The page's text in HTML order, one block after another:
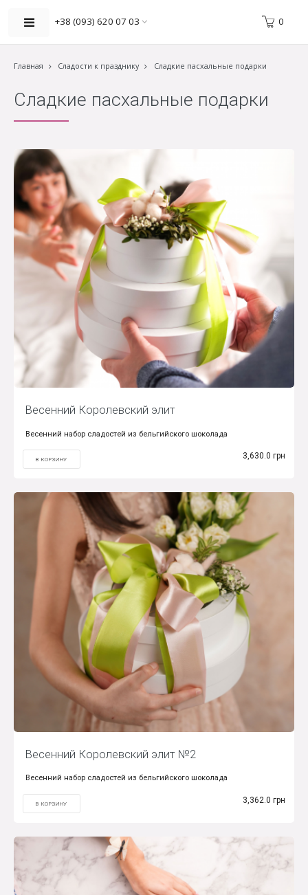
+38 (093) 620 07 03 0
Главная Сладости к празднику Сладкие пасхальные подарки
Сладкие пасхальные подарки
Весенний Королевский элит
Весенний набор сладостей из бельгийского шоколада
В КОРЗИНУ 3,630.0 грн
Весенний Королевский элит №2
Весенний набор сладостей из бельгийского шоколада
В КОРЗИНУ 3,362.0 грн